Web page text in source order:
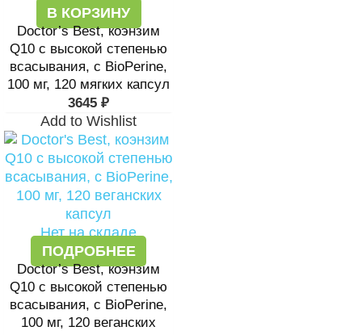
В КОРЗИНУ
Doctor’s Best, коэнзим
Q10 с высокой степенью
всасывания, с BioPerine,
100 мг, 120 мягких капсул
3645 ₽
Add to Wishlist
Нет на складе
ПОДРОБНЕЕ
Doctor’s Best, коэнзим
Q10 с высокой степенью
всасывания, с BioPerine,
100 мг, 120 веганских